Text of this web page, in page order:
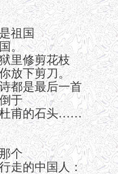
祖国
。
里修剪花枝
放下剪刀。
都是最后一首
于
杜甫的石头……
个
走的中国人：